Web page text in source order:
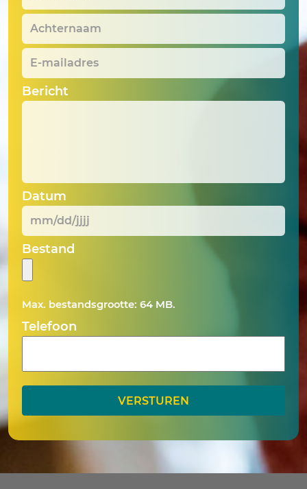
Achternaam
E-
mailadres *
Bericht
Datum
MM
slash
DD
slash
JJJJ
Bestand
Max. bestandsgrootte: 64 MB.
Telefoon